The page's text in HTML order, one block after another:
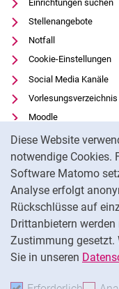
Diese Website
notwendige Cookies.
Software Matomo
Analyse erfolgt
Rückschlüsse auf
Drittanbietern
Zustimmung gesetzt.
Sie in unseren
Einrichtungen suchen
Stellenangebote
Notfall
Cookie-Einstellungen
Social Media Kanäle
Vorlesungsverzeichnis
Moodle
Panopto
Universitätsbibliothek
Datenschutz
Barrierefreiheit
Transparenter KI-